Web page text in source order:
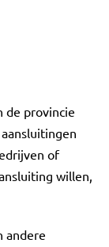
de provincie
of
willen,
andere